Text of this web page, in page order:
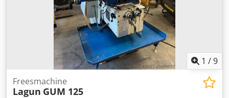
1 /9
Freesmachine
Lagun GUM 125